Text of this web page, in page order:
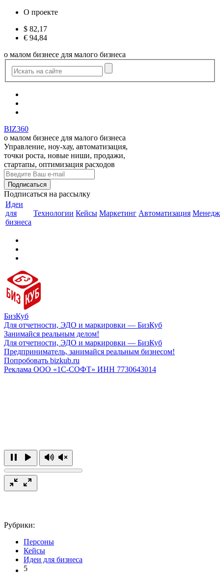
О проекте
$ 82,17
€ 94,84
о малом бизнесе для малого бизнеса
BIZ360
о малом бизнесе для малого бизнеса
Управление, ноу-хау, автоматизация,
точки роста, новые ниши, продажи,
стартапы, оптимизация расходов
Подписаться на рассылку
Идеи
для
бизнеса
Технологии Кейсы Маркетинг Автоматизация
БизКуб
Для отчетности, ЭДО и маркировки — БизКуб
Занимайся реальным делом!
Для отчетности, ЭДО и маркировки — БизКуб
Предприниматель, занимайся реальным бизнесом!
Попробовать bizkub.ru
Реклама ООО «1С-СОФТ» ИНН 7730643014
Рубрики:
Персоны
Кейсы
Идеи для бизнеса
5